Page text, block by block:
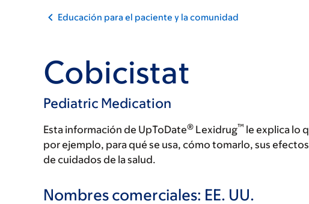
Educación para el paciente y la comunidad
Cobicistat
Pediatric Medication
Esta información de UpToDate® Lexidrug™ le explica lo
por ejemplo, para qué se usa, cómo tomarlo, sus
de cuidados de la salud.
Nombres comerciales: EE. UU.